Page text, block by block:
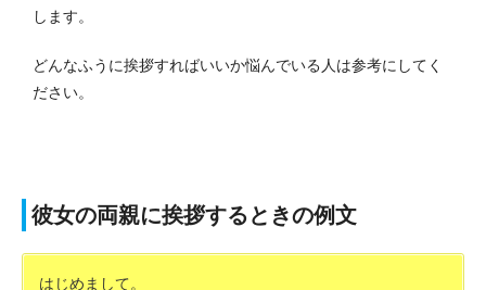
します。
どんなふうに挨拶すればいいか悩んでいる人は参考にしてく
ださい。
彼女の両親に挨拶するときの例文
はじめまして。